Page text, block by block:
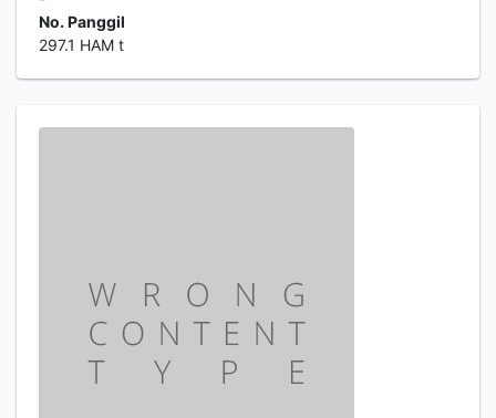
No. Panggil
297.1 HAM t